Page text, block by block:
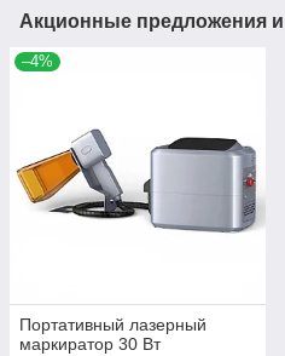
Акционные предложения
–4%
Портативный лазерный
маркиратор 30 Вт